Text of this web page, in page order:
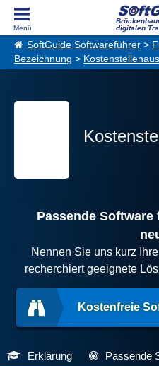
digitalen
SoftGuide Softwareführer >
Bezeichnung >
Passende
Nennen Sie uns kurz
recherchiert geeignete
Kostenfreie
Erklärung Passende